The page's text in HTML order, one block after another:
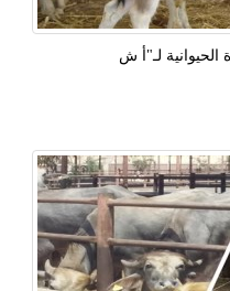
الحيوانية لـ"أ ش